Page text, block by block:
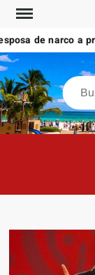
Saltar
contenidode narco a